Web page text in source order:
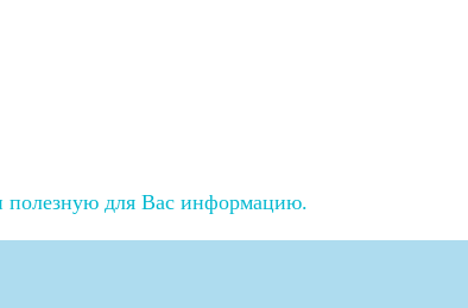
полезную для Вас информацию.